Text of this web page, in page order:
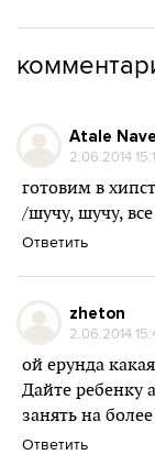
Atale
2.06.2014
готовим в
/шучу, шучу,
Ответить
zheton
2.06.2014
ой ерунда
Дайте ребенку
занять на
Ответить